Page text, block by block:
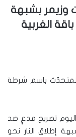
بشبهة
الغربية
باسم شرطة
تصريح مدعٍ ضد
إطلاق النار نحو